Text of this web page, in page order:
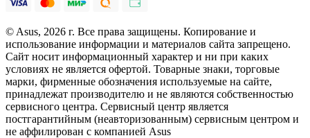
© Asus, 2026 г. Все права защищены. Копирование и
использование информации и материалов сайта запрещено.
Сайт носит информационный характер и ни при каких
условиях не является офертой. Товарные знаки, торговые
марки, фирменные обозначения используемые на сайте,
принадлежат производителю и не являются собственностью
сервисного центра. Сервисный центр является
постгарантийным (неавторизованным) сервисным центром и
не аффилирован с компанией Asus